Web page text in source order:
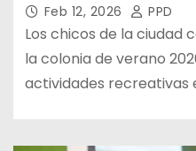
Feb 12, 2026 PPD
Los chicos de la ciudad
la colonia de verano
actividades recreativas